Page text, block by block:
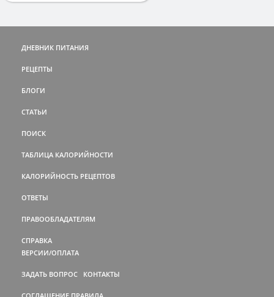
ДНЕВНИК ПИТАНИЯ
РЕЦЕПТЫ
БЛОГИ
СТАТЬИ
ПОИСК
ТАБЛИЦА КАЛОРИЙНОСТИ
КАЛОРИЙНОСТЬ РЕЦЕПТОВ
ОТВЕТЫ
ПРАВООБЛАДАТЕЛЯМ
СПРАВКА
ВЕРСИИ/ОПЛАТА
ЗАДАТЬ ВОПРОС КОНТАКТЫ